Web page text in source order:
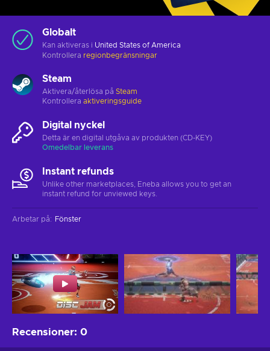
Globalt
Kan aktiveras i United States of America
Kontrollera regionbegränsningar
Steam
Aktivera/återlösa på Steam
Kontrollera aktiveringsguide
Digital nyckel
Detta är en digital utgåva av produkten (CD-KEY)
Omedelbar leverans
Instant refunds
Unlike other marketplaces, Eneba allows you to get an
instant refund for unviewed keys.
Arbetar på: Fönster
Recensioner: 0